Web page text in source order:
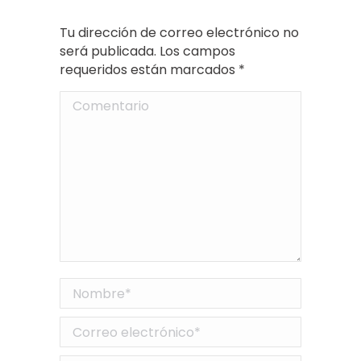
Tu dirección de correo electrónico no
será publicada. Los campos
requeridos están marcados *
Comentario
Nombre *
Correo electrónico *